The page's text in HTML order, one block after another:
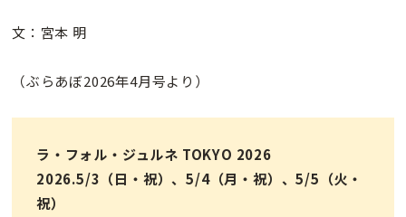
文：宮本 明
（ぶらあぼ2026年4月号より）
ラ・フォル・ジュルネ TOKYO 2026
2026.5/3（日・祝）、5/4（月・祝）、5/5（火・
祝）